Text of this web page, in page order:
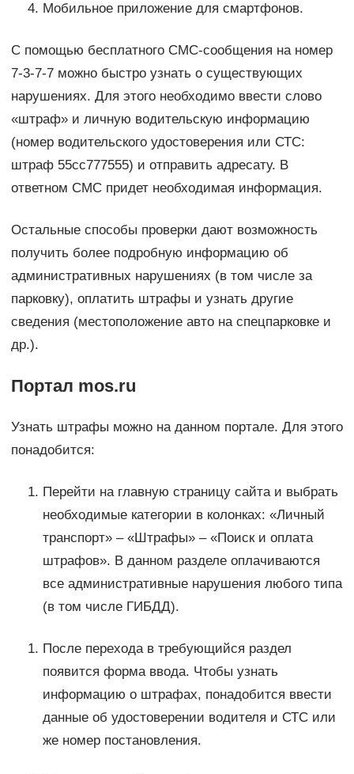
Мобильное приложение для смартфонов.
С помощью бесплатного СМС-сообщения на номер
7-3-7-7 можно быстро узнать о существующих
нарушениях. Для этого необходимо ввести слово
«штраф» и личную водительскую информацию
(номер водительского удостоверения или СТС:
штраф 55сс777555) и отправить адресату. В
ответном СМС придет необходимая информация.
Остальные способы проверки дают возможность
получить более подробную информацию об
административных нарушениях (в том числе за
парковку), оплатить штрафы и узнать другие
сведения (местоположение авто на спецпарковке и
др.).
Портал mos.ru
Узнать штрафы можно на данном портале. Для этого
понадобится:
Перейти на главную страницу сайта и выбрать
необходимые категории в колонках: «Личный
транспорт» – «Штрафы» – «Поиск и оплата
штрафов». В данном разделе оплачиваются
все административные нарушения любого типа
(в том числе ГИБДД).
После перехода в требующийся раздел
появится форма ввода. Чтобы узнать
информацию о штрафах, понадобится ввести
данные об удостоверении водителя и СТС или
же номер постановления.